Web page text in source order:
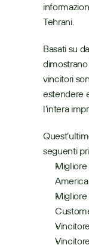
Tehrani.
Basati su
vincitori
estendere
l’intera
seguenti